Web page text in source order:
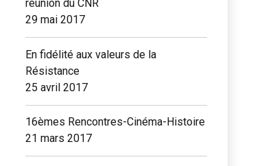
réunion du CNR
29 mai 2017
En fidélité aux valeurs de la
Résistance
25 avril 2017
16èmes Rencontres-Cinéma-Histoire
21 mars 2017